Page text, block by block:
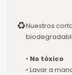
♻Nuestros
• No tóxico
• Lavar a